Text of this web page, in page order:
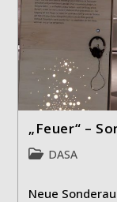
„Feuer“ –
Beitrags-
DASA
Neue